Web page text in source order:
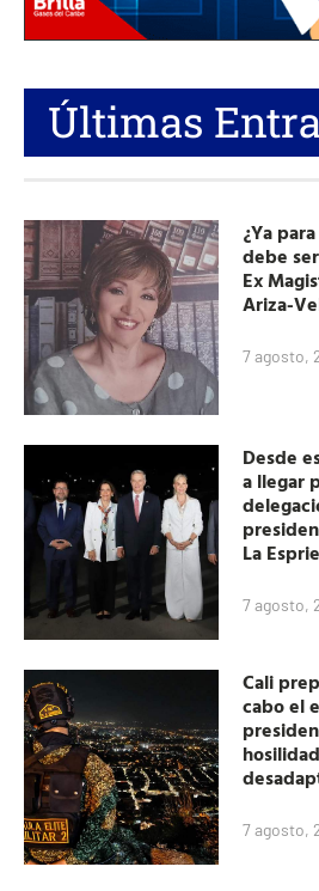
Últimas
¿Ya
debe
Ex
Ariza-
7 agosto,
Desde
a llegar
La
7 agosto,
Cali
cabo el
7 agosto,